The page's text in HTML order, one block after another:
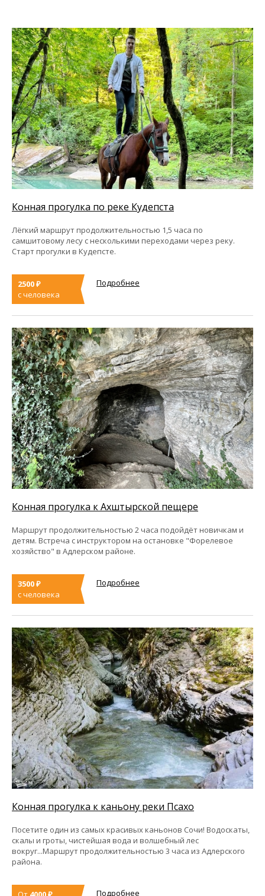
Конная прогулка по реке Кудепста
Лёгкий маршрут продолжительностью 1,5 часа по
самшитовому лесу с несколькими переходами через реку.
Старт прогулки в Кудепсте.
2500 ₽
с человека
Подробнее
Конная прогулка к Ахштырской пещере
Маршрут продолжительностью 2 часа подойдёт новичкам и
детям. Встреча с инструктором на остановке "Форелевое
хозяйство" в Адлерском районе.
3500 ₽
с человека
Подробнее
Конная прогулка к каньону реки Псахо
Посетите один из самых красивых каньонов Сочи! Водоскаты,
скалы и гроты, чистейшая вода и волшебный лес
вокруг...Маршрут продолжительностью 3 часа из Адлерского
района.
Подробнее